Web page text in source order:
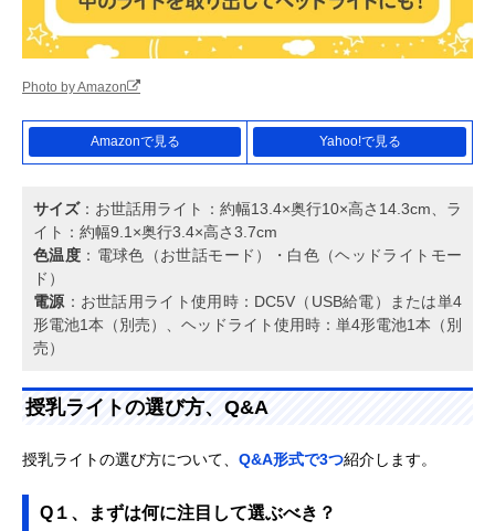
Photo by Amazon
Amazonで見る Yahoo!で見る
サイズ：お世話用ライト：約幅13.4×奥行10×高さ14.3cm、ラ
イト：約幅9.1×奥行3.4×高さ3.7cm
色温度 ：電球色（お世話モード）・白色（ヘッドライトモー
ド）
電源 ：お世話用ライト使用時：DC5V（USB給電）または単4
形電池1本（別売）、ヘッドライト使用時：単4形電池1本（別
売）
授乳ライトの選び方、Q&A
授乳ライトの選び方について、 Q&A形式で3つ紹介します。
Q１、まずは何に注目して選ぶべき？